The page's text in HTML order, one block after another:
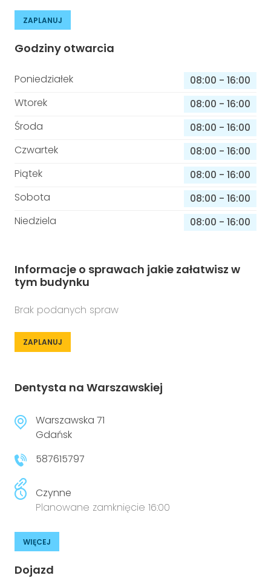
ZAPLANUJ
Godziny otwarcia
Poniedziałek 08:00 - 16:00
Wtorek
08:00 - 16:00
Środa
08:00 - 16:00
Czwartek
08:00 - 16:00
Piątek
08:00 - 16:00
Sobota
08:00 - 16:00
Niedziela
08:00 - 16:00
Informacje o sprawach jakie załatwisz w
tym budynku
Brak podanych spraw
ZAPLANUJ
Dentysta na Warszawskiej
Warszawska 71
Gdańsk
587615797
Czynne
Planowane zamknięcie 16:00
WIĘCEJ
Dojazd